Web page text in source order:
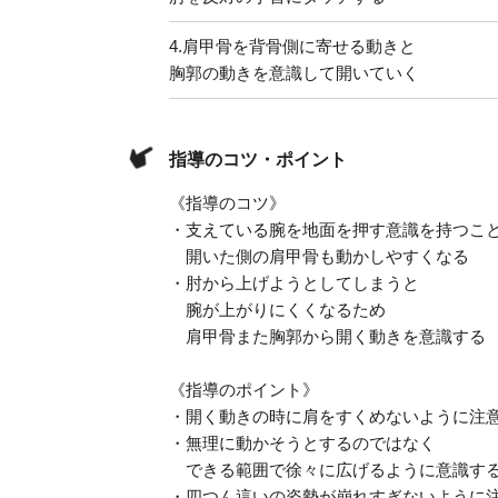
4.肩甲骨を背骨側に寄せる動きと
胸郭の動きを意識して開いていく
指導のコツ・ポイント
《指導のコツ》
・支えている腕を地面を押す意識を持つこ
開いた側の肩甲骨も動かしやすくなる
・肘から上げようとしてしまうと
腕が上がりにくくなるため
肩甲骨また胸郭から開く動きを意識する
《指導のポイント》
・開く動きの時に肩をすくめないように注
・無理に動かそうとするのではなく
できる範囲で徐々に広げるように意識す